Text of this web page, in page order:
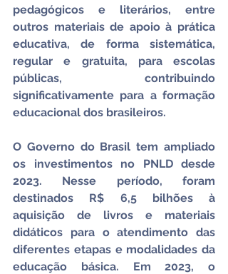
pedagógicos e literários, entre
outros materiais de apoio à prática
educativa, de forma sistemática,
regular e gratuita, para escolas
públicas, contribuindo
significativamente para a formação
educacional dos brasileiros.
O Governo do Brasil tem ampliado
os investimentos no PNLD desde
2023. Nesse período, foram
destinados R$ 6,5 bilhões à
aquisição de livros e materiais
didáticos para o atendimento das
diferentes etapas e modalidades da
educação básica. Em 2023, o